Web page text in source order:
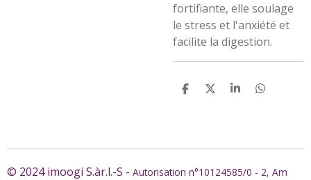
fortifiante, elle soulage
le stress et l'anxiété et
facilite la digestion.
P
g
r
P
g
r
P
g
r
P
g
r
© 2024 imoogi S.àr.l.-S - Autorisation n°10124585/0 - 2, Am